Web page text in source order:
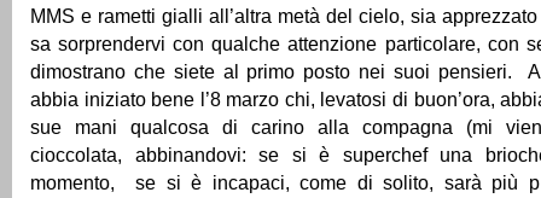
MMS e rametti gialli all’altra metà del cielo, sia
sa sorprendervi con qualche attenzione particolare, con
dimostrano che siete al primo posto nei suoi pensieri.
abbia iniziato bene l’8 marzo chi, levatosi di buon’ora,
sue mani qualcosa di carino alla compagna (mi
cioccolata, abbinandovi: se si è superchef una
momento, se si è incapaci, come di solito, sarà più